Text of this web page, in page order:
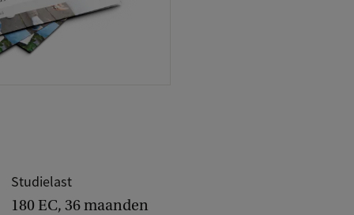
Studielast
180 EC, 36 maanden